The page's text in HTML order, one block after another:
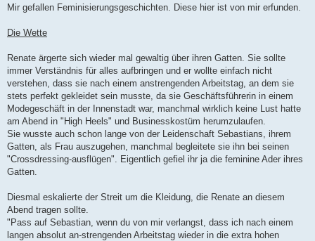
i
Mir gefallen Feminisierungsgeschichten. Diese hier ist von mir erfunden.
Die Wette
Renate ärgerte sich wieder mal gewaltig über ihren Gatten. Sie sollte
immer Verständnis für alles aufbringen und er wollte einfach nicht
verstehen, dass sie nach einem anstrengenden Arbeitstag, an dem sie
stets perfekt gekleidet sein musste, da sie Geschäftsführerin in einem
Modegeschäft in der Innenstadt war, manchmal wirklich keine Lust hatte
am Abend in "High Heels" und Businesskostüm herumzulaufen.
Sie wusste auch schon lange von der Leidenschaft Sebastians, ihrem
Gatten, als Frau auszugehen, manchmal begleitete sie ihn bei seinen
"Crossdressing-ausflügen". Eigentlich gefiel ihr ja die feminine Ader ihres
Gatten.
Diesmal eskalierte der Streit um die Kleidung, die Renate an diesem
Abend tragen sollte.
"Pass auf Sebastian, wenn du von mir verlangst, dass ich nach einem
langen absolut an-strengenden Arbeitstag wieder in die extra hohen